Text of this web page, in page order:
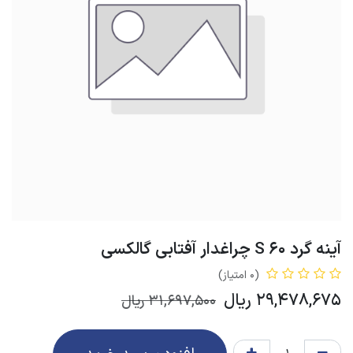
آینه گرد 60 S چراغدار آفتابی گالکسی
(0 امتیاز)
29,478,675 ریال 31,697,500ریال